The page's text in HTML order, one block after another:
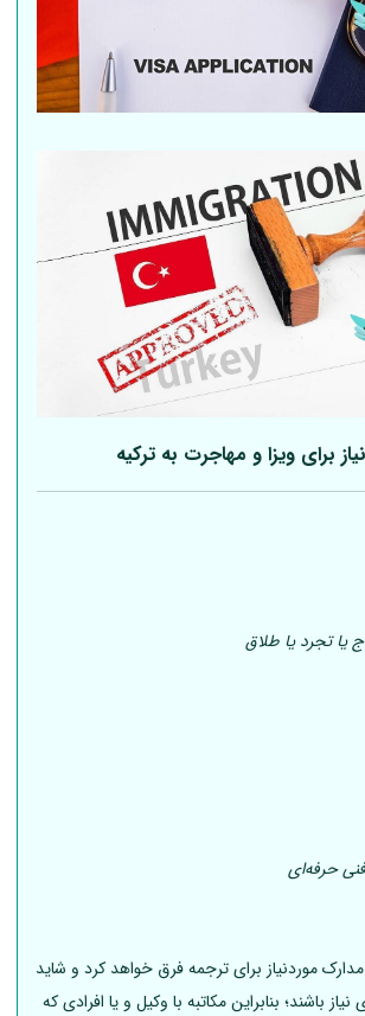
برای ویزا و مهاجرت به ترکیه
یا تجرد یا طلاق
حرفه‌ای
موردنیاز برای ترجمه فرق خواهد کرد و شاید
باشند؛ بنابراین مکاتبه با وکیل و یا افرادی که